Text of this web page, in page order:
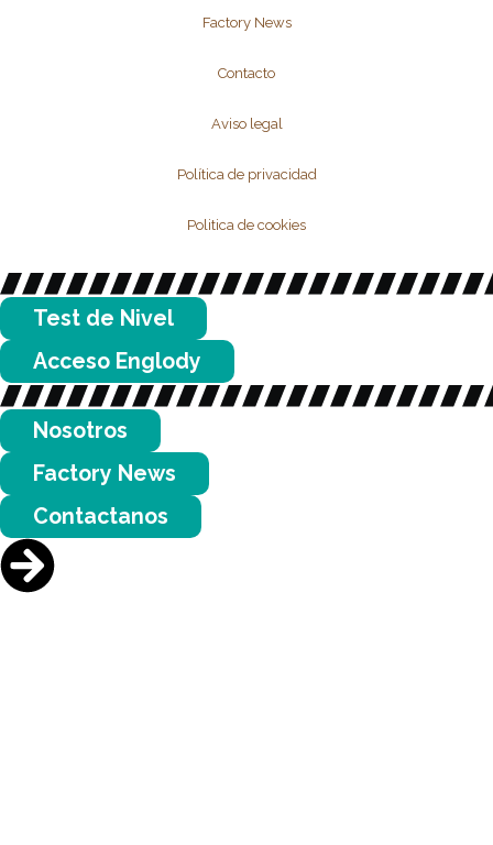
Factory News
Contacto
Aviso legal
Política de privacidad
Politica de cookies
Test de Nivel
Acceso Englody
Nosotros
Factory News
Contactanos